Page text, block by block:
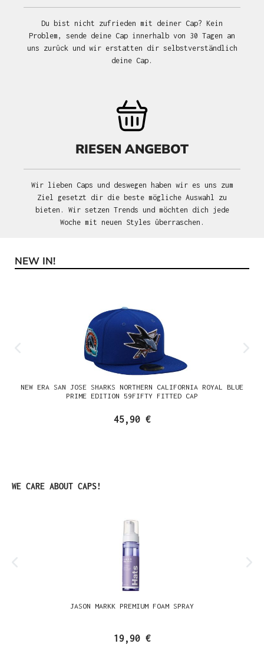
Du bist nicht zufrieden mit deiner Cap? Kein
Problem, sende deine Cap innerhalb von 30 Tagen an
uns zurück und wir erstatten dir selbstverständlich
deine Cap.
RIESEN ANGEBOT
Wir lieben Caps und deswegen haben wir es uns zum
Ziel gesetzt dir die beste mögliche Auswahl zu
bieten. Wir setzen Trends und möchten dich jede
Woche mit neuen Styles überraschen.
Produktgalerie überspringen
NEW IN!
NEW ERA SAN JOSE SHARKS NORTHERN CALIFORNIA ROYAL BLUE
PRIME EDITION 59FIFTY FITTED CAP
45,90 €
Produktgalerie überspringen
WE CARE ABOUT CAPS!
JASON MARKK PREMIUM FOAM SPRAY
19,90 €